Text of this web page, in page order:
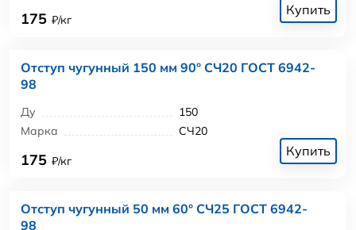
175 ₽/кг
Купить
Отступ чугунный 150 мм 90° СЧ20 ГОСТ 6942-
98
Ду
150
Марка
СЧ20
175 ₽/кг
Купить
Отступ чугунный 50 мм 60° СЧ25 ГОСТ 6942-
98